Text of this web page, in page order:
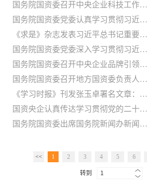
国务院国资委召开中央企业科技工作者代表座谈会 深入学习贯彻习近平总书记重要讲话精神 在推进高水平科技自立自强中冲锋在前担当主力
国务院国资委党委认真学习贯彻习近平总书记在庆祝中国共产党成立105周年大会上的重要讲话精神 坚定信心接续奋斗 为强国建设民族复兴伟业贡献国资央企更大力量
《求是》杂志发表习近平总书记重要文章《前瞻布局和发展未来产业》
国务院国资委党委深入学习贯彻习近平总书记关于“十五五”规划的重要论述精神 研究审议《中央企业“十五五”发展规划纲要》
国务院国资委召开中央企业品牌引领行动总结暨品牌价值提升行动部署会
国务院国资委召开地方国资委负责人会议 聚焦主责主业立足实体经济 坚定不移做强做优做大国有企业和国有资本
《学习时报》刊发张玉卓署名文章：坚定不移做强做优做大国有企业和国有资本
国资央企认真传达学习贯彻党的二十届四中全会精神 坚定不移做强做优做大国有企业和国有资本 为基本实现社会主义现代化贡献更大力量
国务院国资委出席国务院新闻办新闻发布会 介绍砥砺奋进“十四五”中央企业高质量发展情况并答记者问
<< 1 2 3 4 5 6
转到